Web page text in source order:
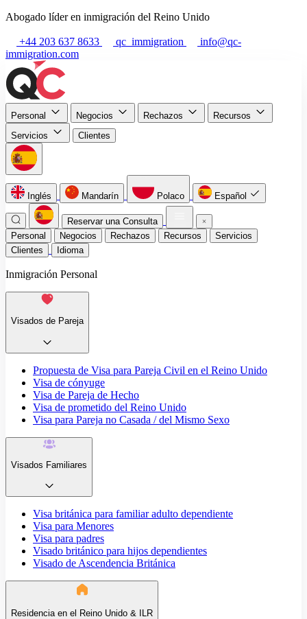
Abogado líder en inmigración del Reino Unido
+44 203 637 8633 qc_immigration
info@qc-
immigration.com
Personal Negocios Rechazos
Recursos
Servicios
Clientes
Inglés Mandarín Polaco Español
Reservar una Consulta
Personal
Negocios Rechazos Recursos
Servicios
Clientes
Idioma
Inmigración Personal
Visados de Pareja
Propuesta de Visa para Pareja Civil en el Reino Unido
Visa de cónyuge
Visa de Pareja de Hecho
Visa de prometido del Reino Unido
Visa para Pareja no Casada / del Mismo Sexo
Visados Familiares
Visa británica para familiar adulto dependiente
Visa para Menores
Visa para padres
Visado británico para hijos dependientes
Visado de Ascendencia Británica
Residencia en el Reino Unido & ILR